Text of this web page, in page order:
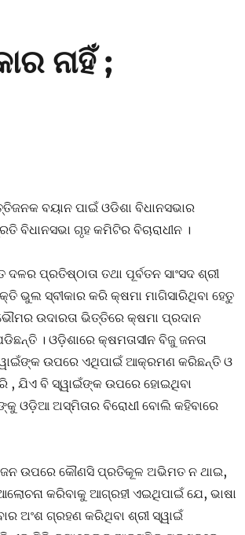
ନାହିଁ ;
ବୟାନ ପାଇଁ ଓଡିଶା ବିଧାନସଭାର
ଗୃହ କମିଟିର ବିଚାରାଧୀନ ।
ପ୍ରତିଷ୍ଠାତା ତଥା ପୂର୍ବତନ ସାଂସଦ ଶ୍ରୀ
ଭୁଲ ସ୍ବୀକାର କରି କ୍ଷମା ମାଗିସାରିଥିବା ହେତୁ
ଉଦାରତା ଭିତ୍ତିରେ କ୍ଷମା ପ୍ରଦାନ
। ଓଡ଼ିଶାରେ କ୍ଷମତାସୀନ ବିଜୁ ଜନତା
ଉପରେ ଏଥିପାଇଁ ଆକ୍ରମଣ କରିଛନ୍ତି ଓ
, ଯିଏ ବି ସ୍ୱାଇଁଙ୍କ ଉପରେ ହୋଇଥିବା
ଓଡ଼ିଆ ଅସ୍ମିତାର ବିରୋଧୀ ବୋଲି କହିବାରେ
ଉପରେ କୌଣସି ପ୍ରତିକୂଳ ଅଭିମତ ନ ଥାଇ,
କରିବାକୁ ଆଗ୍ରହୀ ଏଇଥିପାଇଁ ଯେ, ଭାଷା
ଅଂଶ ଗ୍ରହଣ କରିଥିବା ଶ୍ରୀ ସ୍ୱାଇଁ